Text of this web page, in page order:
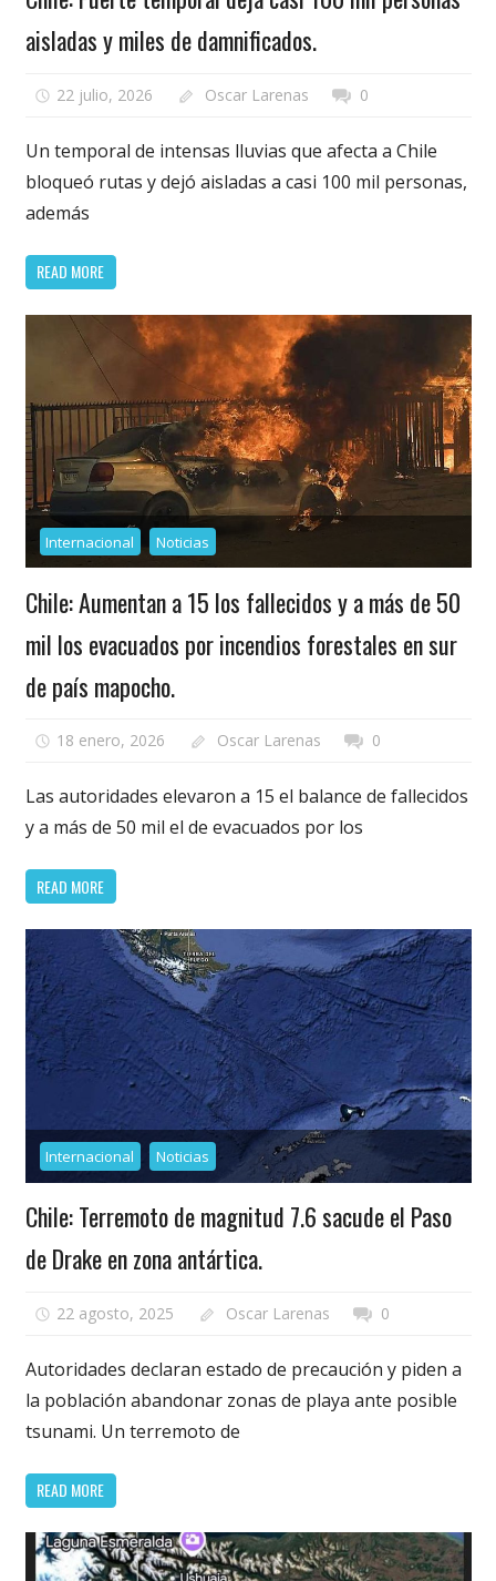
aisladas y miles de damnificados.
22 julio, 2026 Oscar Larenas 0
Un temporal de intensas lluvias que afecta a Chile
bloqueó rutas y dejó aisladas a casi 100 mil personas,
además
READ MORE
Internacional Noticias
Chile: Aumentan a 15 los fallecidos y a más de 50
mil los evacuados por incendios forestales en sur
de país mapocho.
18 enero, 2026 Oscar Larenas 0
Las autoridades elevaron a 15 el balance de fallecidos
y a más de 50 mil el de evacuados por los
READ MORE
Internacional Noticias
Chile: Terremoto de magnitud 7.6 sacude el Paso
de Drake en zona antártica.
22 agosto, 2025 Oscar Larenas 0
Autoridades declaran estado de precaución y piden a
la población abandonar zonas de playa ante posible
tsunami. Un terremoto de
READ MORE